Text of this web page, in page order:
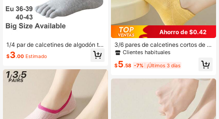
1/4 par de calcetines de algodón tra
nspirables de corte bajo para mujer,
calcetines invisibles de unicolor, ad
$3.00 Estimado
Ahorro de $0.42
3/6 pares de calcetines cortos de m
ujer de colores surtidos, unicolor, m
erano delgados, unisex, tejido de pu
cetines de cinco dedos, hogar, trans
porte, uso diario casual, deportes, r
egalo de vacaciones
Clientes habituales
$5.58 -7% ¡Últimos 3 días